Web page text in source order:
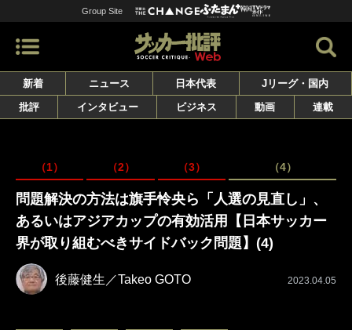
Group Site
新着 ニュース 日本代表
Jリーグ・国内
批評
インタビュー ビジネス 動画 連載
（1） （2） （3） （4）
問題解決の方法は旗手怜央ら「人選の見直し」、
あるいはアジアカップの有効活用【日本サッカー
界が取り組むべきサイドバック問題】(4)
後藤健生／Takeo GOTO 2023.04.05